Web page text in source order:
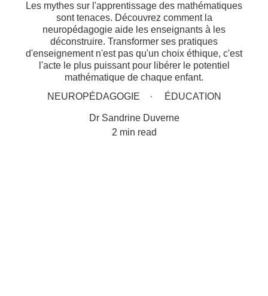
Les mythes sur l'apprentissage des mathématiques
sont tenaces. Découvrez comment la
neuropédagogie aide les enseignants à les
déconstruire. Transformer ses pratiques
d'enseignement n'est pas qu'un choix éthique, c'est
l'acte le plus puissant pour libérer le potentiel
mathématique de chaque enfant.
NEUROPÉDAGOGIE
ÉDUCATION
Dr Sandrine Duverne
2 min read